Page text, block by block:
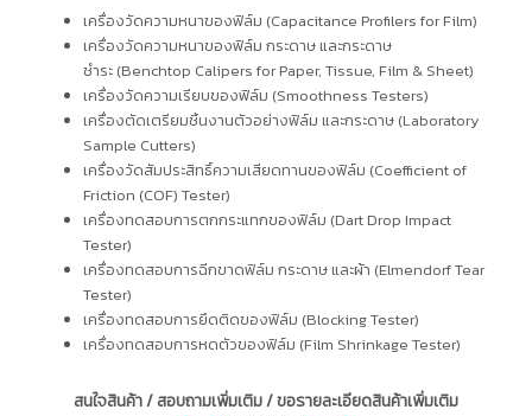
เครื่องวัดความหนาของฟิล์ม (Capacitance Profilers for Film)
เครื่องวัดความหนาของฟิล์ม กระดาษ และกระดาษ
ชำระ (Benchtop Calipers for Paper, Tissue, Film & Sheet)
เครื่องวัดความเรียบของฟิล์ม (Smoothness Testers)
เครื่องตัดเตรียมชิ้นงานตัวอย่างฟิล์ม และกระดาษ (Laboratory
Sample Cutters)
เครื่องวัดสัมประสิทธิ์ความเสียดทานของฟิล์ม (Coefficient of
Friction (COF) Tester)
เครื่องทดสอบการตกกระแทกของฟิล์ม (Dart Drop Impact
Tester)
เครื่องทดสอบการฉีกขาดฟิล์ม กระดาษ และผ้า (Elmendorf Tear
Tester)
เครื่องทดสอบการยึดติดของฟิล์ม (Blocking Tester)
เครื่องทดสอบการหดตัวของฟิล์ม (Film Shrinkage Tester)
สนใจสินค้า / สอบถามเพิ่มเติม / ขอรายละเอียดสินค้าเพิ่มเติม